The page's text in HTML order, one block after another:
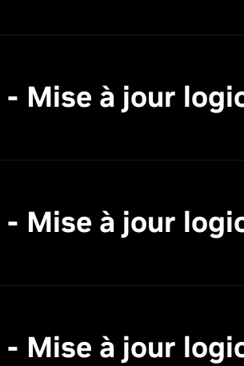
- Mise à jour
- Mise à jour
Mise à jour